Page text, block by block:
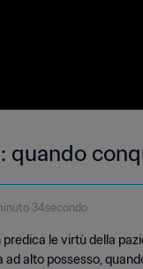
quando
34secondo
le virtù della
ad alto possesso,